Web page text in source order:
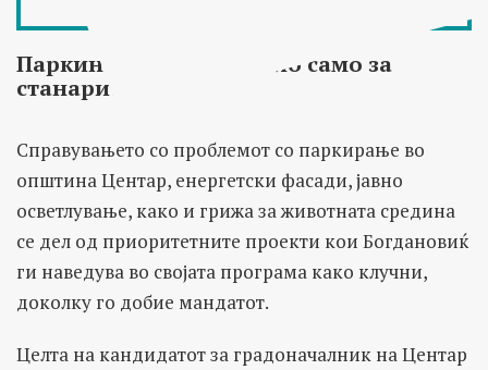
Паркинг во Дебар Маало само за
станарите
Справувањето со проблемот со паркирање во
општина Центар, енергетски фасади, јавно
осветлување, како и грижа за животната средина
се дел од приоритетните проекти кои Богдановиќ
ги наведува во својата програма како клучни,
доколку го добие мандатот.
Целта на кандидатот за градоначалник на Центар